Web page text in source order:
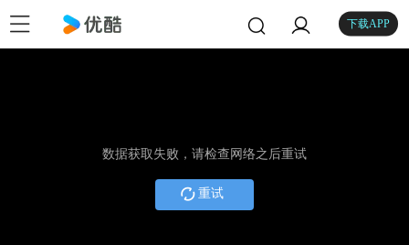
下载APP
数据获取失败，请检查网络之后重试
重试